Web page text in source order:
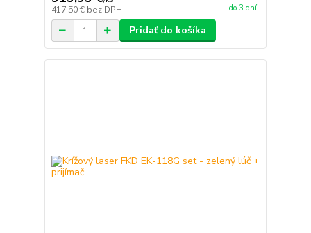
417,50 € bez DPH do 3 dní
Pridať do košíka